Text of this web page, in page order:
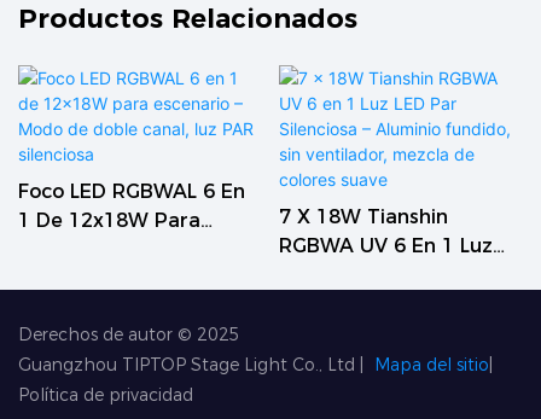
Productos Relacionados
Foco LED RGBWAL 6 En
1 De 12x18W Para
7 X 18W Tianshin
RGBWA UV 6 En 1 Luz
Colores Suave
Derechos de autor © 2025
Guangzhou TIPTOP Stage Light Co., Ltd
Mapa del sitio
Política de privacidad